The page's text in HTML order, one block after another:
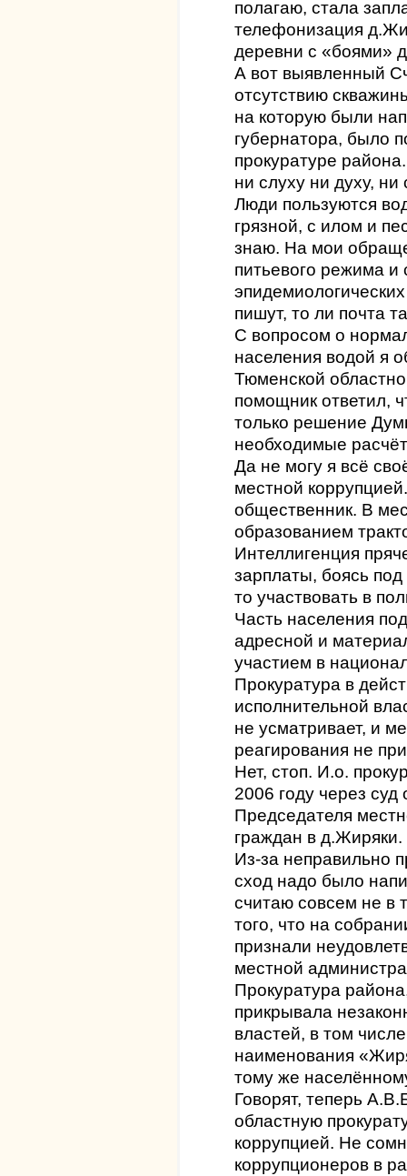
полагаю, стала
телефонизация
деревни с «боями»
А вот выявленный
отсутствию
на которую были
губернатора, было
прокуратуре
ни слуху ни духу,
Люди пользуются
грязной, с илом и
знаю. На мои
питьевого режима
пишут, то ли почта
С вопросом о
населения водой я
Тюменской
помощник ответил,
только решение
необходимые
Да не могу я всё
местной
общественник. В
образованием
Интеллигенция
зарплаты, боясь под
то участвовать в
Часть населения
адресной и
участием в
Прокуратура в
исполнительной
не усматривает, и
реагирования не
Нет, стоп. И.о.
2006 году через
Председателя
граждан в д.Жиряки.
Из-за неправильно
сход надо было
считаю совсем не в
того, что на
признали
местной
Прокуратура
прикрывала
властей, в том
наименования
тому же
Говорят, теперь
областную
коррупцией. Не
коррупционеров в